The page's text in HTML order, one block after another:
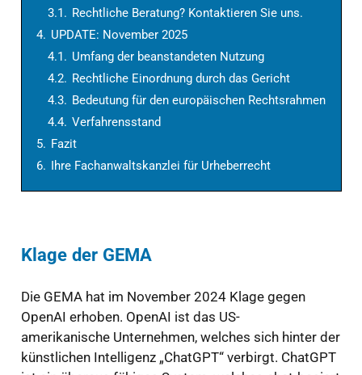
3.1. Rechtliche Beratung? Kontaktieren Sie uns.
4. UPDATE: November 2025
4.1. Umfang der beanstandeten Nutzung
4.2. Rechtliche Einordnung durch das Gericht
4.3. Bedeutung für den europäischen Rechtsrahmen
4.4. Verfahrensstand
5. Fazit
6. Ihre Fachanwaltskanzlei für Urheberrecht
Klage der GEMA
Die GEMA hat im November 2024 Klage gegen
OpenAI erhoben. OpenAI ist das US-
amerikanische Unternehmen, welches sich hinter der
künstlichen Intelligenz „ChatGPT“ verbirgt. ChatGPT